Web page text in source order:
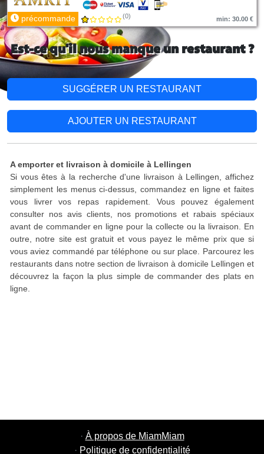
précommande (0) min: 30.00 €
Est-ce qu'il nous manque un restaurant ?
SUGGÉRER UN RESTAURANT
AJOUTER UN RESTAURANT
A emporter et livraison à domicile à Lellingen
Si vous êtes à la recherche d'une livraison à Lellingen, affichez
simplement les menus ci-dessus, commandez en ligne et faites
vous livrer vos repas rapidement. Vous pouvez également
consulter nos avis clients, nos promotions et rabais spéciaux
avant de commander en ligne pour la collecte ou la livraison. En
outre, notre site est gratuit et vous payez le même prix que si
vous aviez commandé par téléphone ou sur place. Parcourez les
restaurants dans notre section de livraison à domicile Lellingen et
découvrez la façon la plus simple de commander des plats en
ligne.
· À propos de MiamMiam
· Politique de confidentialité